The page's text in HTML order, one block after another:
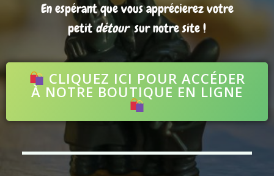
En espérant que vous apprécierez votre
petitdétoursur notre site !
CLIQUEZ ICI POUR ACCÉDER
À NOTRE BOUTIQUE EN LIGNE